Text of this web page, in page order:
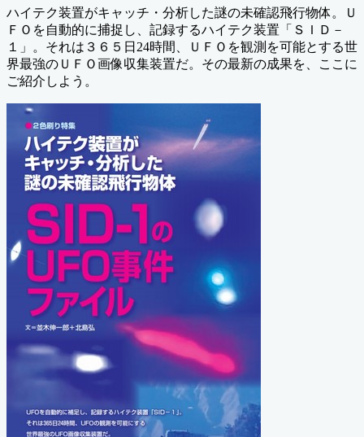
ハイテク装置がキャッチ・分析した謎の未確認飛行物体。Ｕ
ＦＯを自動的に捕捉し、記録するハイテク装置「ＳＩＤ－
１」。それは３６５日24時間、ＵＦＯを観測を可能とする世
界最強のＵＦＯ画像収集装置だ。その最新の成果を、ここに
ご紹介しよう。